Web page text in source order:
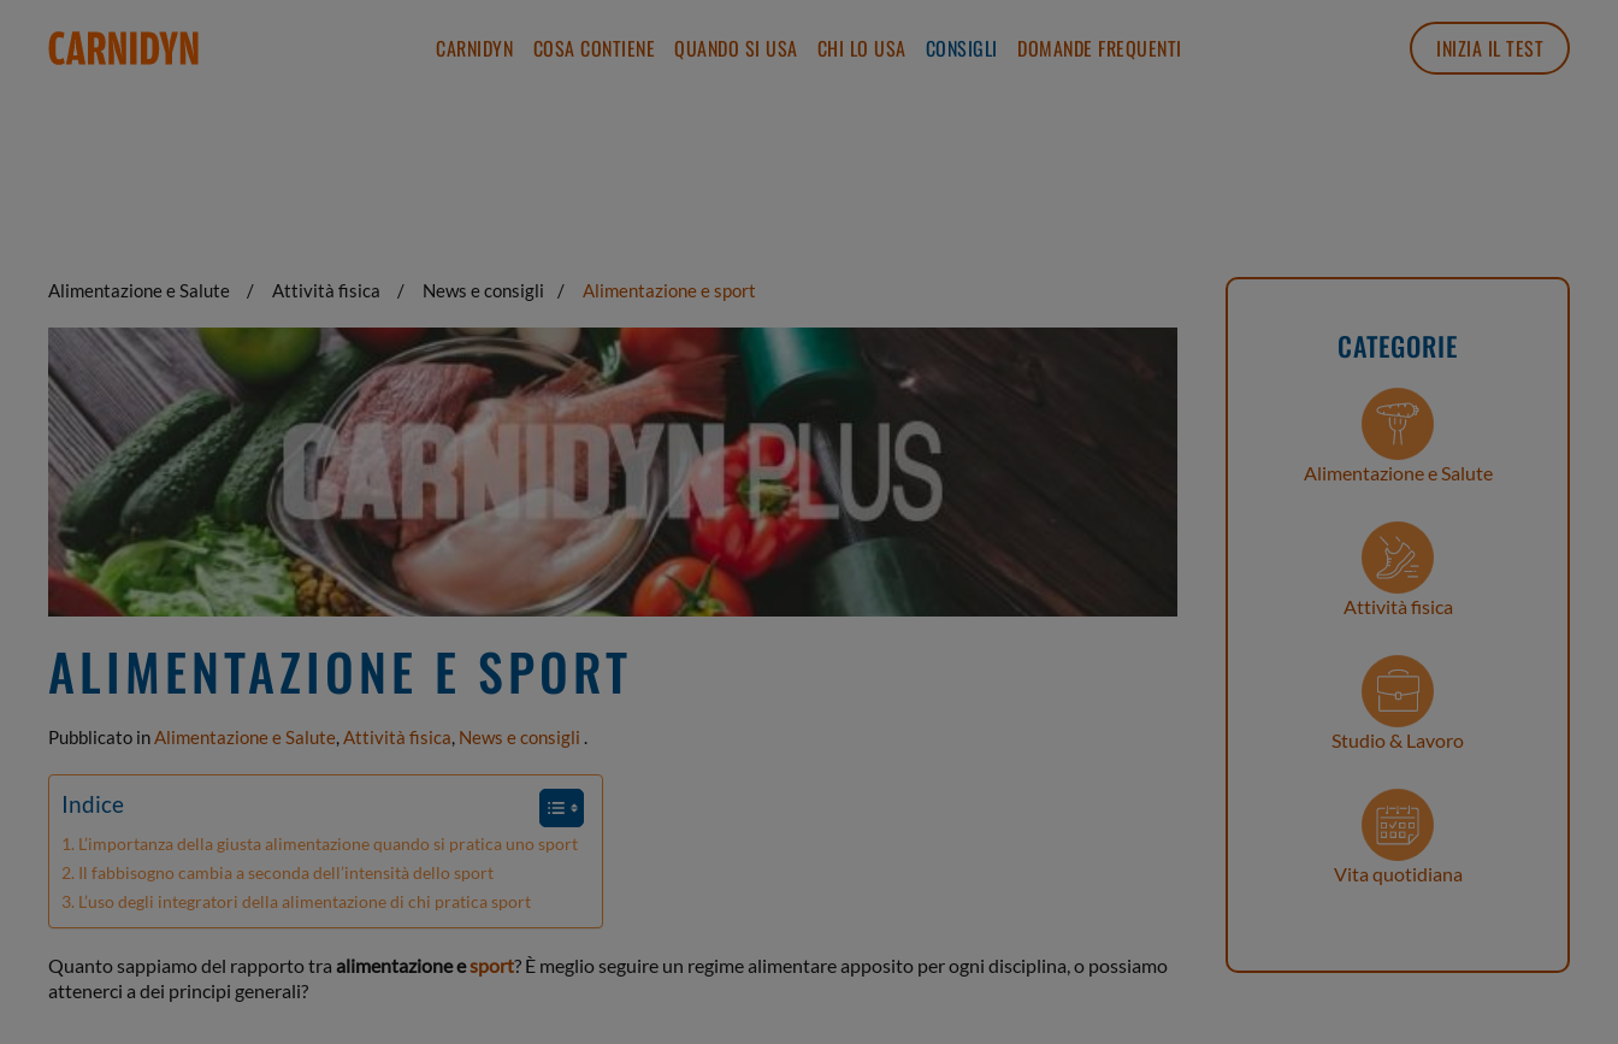
CARNIDYN COSA CONTIENE QUANDO SI USA CHI LO USA CONSIGLI DOMANDE FREQUENTI INIZIA IL TEST
CATEGORIE
Alimentazione e Salute
Attività fisica
Studio & Lavoro
Vita quotidiana
Alimentazione e Salute Attività fisica News e consigli Alimentazione e sport
ALIMENTAZIONE E SPORT
Pubblicato inAlimentazione e Salute,Attività fisica, News e consigli .
Indice
L’importanza della giusta alimentazione quando si pratica uno sport
Il fabbisogno cambia a seconda dell’intensità dello sport
L’uso degli integratori della alimentazione di chi pratica sport
Quanto sappiamo del rapporto tra alimentazione esport? È meglio seguire un regime alimentare apposito per ogni disciplina, o possiamo
attenerci a dei principi generali?